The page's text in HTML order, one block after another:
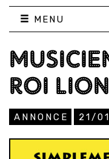
MENU
ROI LION
ANNONCE 21/